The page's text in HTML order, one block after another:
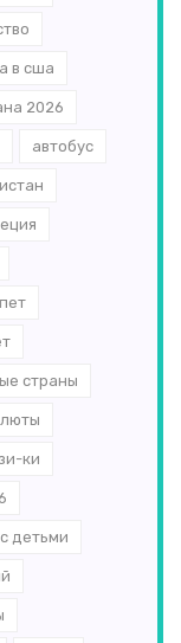
в сша
2026
автобус
страны
ки
детьми